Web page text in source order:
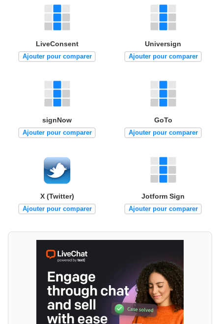
LiveConsent
Ajouter pour comparer
Universign
Ajouter pour comparer
signNow
Ajouter pour comparer
GoTo
Ajouter pour comparer
X (Twitter)
Ajouter pour comparer
Jotform Sign
Ajouter pour comparer